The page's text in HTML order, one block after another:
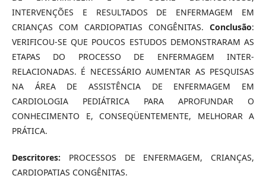
INTERVENÇÕES E RESULTADOS DE ENFERMAGEM EM
CRIANÇAS COM CARDIOPATIAS CONGÊNITAS. Conclusão:
VERIFICOU-SE QUE POUCOS ESTUDOS DEMONSTRARAM AS
ETAPAS DO PROCESSO DE ENFERMAGEM INTER-
RELACIONADAS. É NECESSÁRIO AUMENTAR AS PESQUISAS
NA ÁREA DE ASSISTÊNCIA DE ENFERMAGEM EM
CARDIOLOGIA PEDIÁTRICA PARA APROFUNDAR O
CONHECIMENTO E, CONSEQÜENTEMENTE, MELHORAR A
PRÁTICA.
Descritores: PROCESSOS DE ENFERMAGEM, CRIANÇAS,
CARDIOPATIAS CONGÊNITAS.